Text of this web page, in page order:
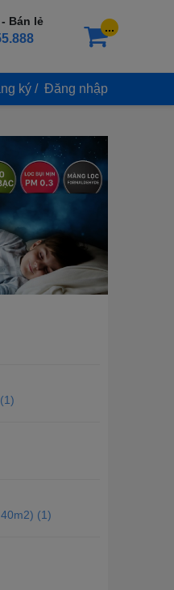
Bán lẻ ...
ký / Đăng nhập
(1)